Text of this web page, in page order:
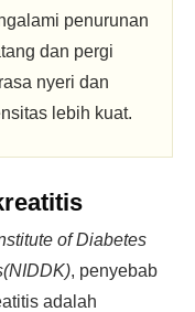
penurunan
dan pergi
nyeri dan
lebih kuat.
of Diabetes
, penyebab
adalah